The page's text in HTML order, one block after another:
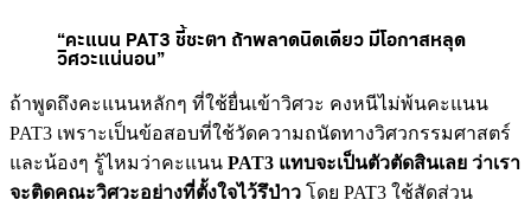
“คะแนน PAT3 ชี้ชะตา ถ้าพลาดนิดเดียว มีโอกาสหลุด
วิศวะแน่นอน”
ถ้าพูดถึงคะแนนหลักๆ ที่ใช้ยื่นเข้าวิศวะ คงหนีไม่พ้นคะแนน
PAT3 เพราะเป็นข้อสอบที่ใช้วัดความถนัดทางวิศวกรรมศาสตร์
และน้องๆ รู้ไหมว่าคะแนน PAT3 แทบจะเป็นตัวตัดสินเลย ว่าเรา
จะติดคณะวิศวะอย่างที่ตั้งใจไว้รึป่าว โดย PAT3 ใช้สัดส่วน